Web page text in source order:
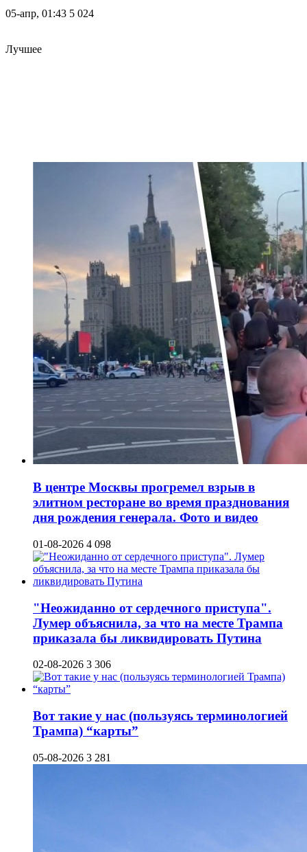
05-апр, 01:43 5 024
Лучшее
В центре Москвы прогремел взрыв в
элитном ресторане во время празднования
дня рождения генерала. Фото и видео
01-08-2026 4 098
"Неожиданно от сердечного приступа".
Лумер объяснила, за что на месте Трампа
приказала бы ликвидировать Путина
02-08-2026 3 306
Вот такие у нас (пользуясь терминологией
Трампа) “карты”
05-08-2026 3 281